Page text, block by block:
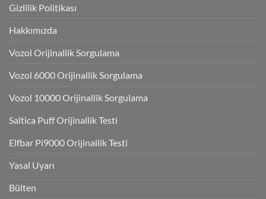
Gizlilik Politikası
Hakkımızda
Vozol Orijinallik Sorgulama
Vozol 6000 Orijinallik Sorgulama
Vozol 10000 Orijinallik Sorgulama
Saltica Puff Orijinallik Testi
Elfbar Pi9000 Orijinallik Testi
Yasal Uyarı
Bülten